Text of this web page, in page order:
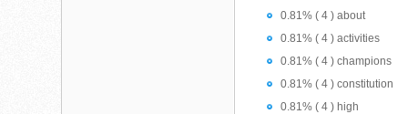
0.81% ( 4 ) about
0.81% ( 4 ) activities
0.81% ( 4 ) champions
0.81% ( 4 ) constitution
0.81% ( 4 ) high